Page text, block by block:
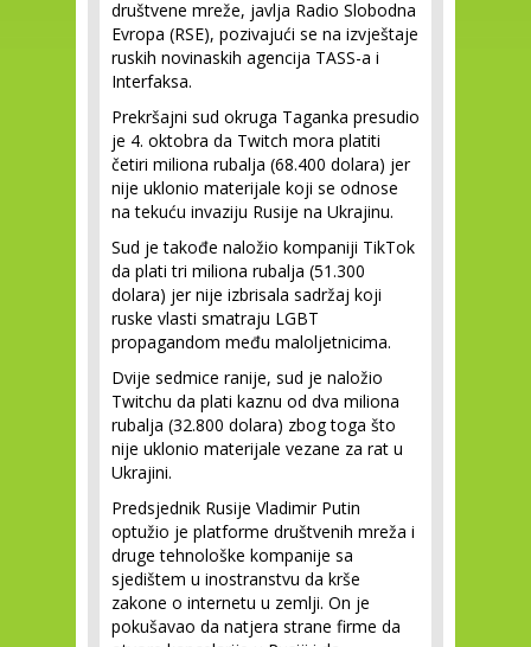
društvene mreže, javlja Radio Slobodna
Evropa (RSE), pozivajući se na izvještaje
ruskih novinaskih agencija TASS-a i
Interfaksa.
Prekršajni sud okruga Taganka presudio
je 4. oktobra da Twitch mora platiti
četiri miliona rubalja (68.400 dolara) jer
nije uklonio materijale koji se odnose
na tekuću invaziju Rusije na Ukrajinu.
Sud je takođe naložio kompaniji TikTok
da plati tri miliona rubalja (51.300
dolara) jer nije izbrisala sadržaj koji
ruske vlasti smatraju LGBT
propagandom među maloljetnicima.
Dvije sedmice ranije, sud je naložio
Twitchu da plati kaznu od dva miliona
rubalja (32.800 dolara) zbog toga što
nije uklonio materijale vezane za rat u
Ukrajini.
Predsjednik Rusije Vladimir Putin
optužio je platforme društvenih mreža i
druge tehnološke kompanije sa
sjedištem u inostranstvu da krše
zakone o internetu u zemlji. On je
pokušavao da natjera strane firme da